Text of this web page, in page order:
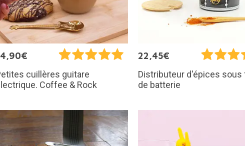
cuillères guitare
Coffee & Rock
22,45€
Distributeur d'épices sous
de batterie